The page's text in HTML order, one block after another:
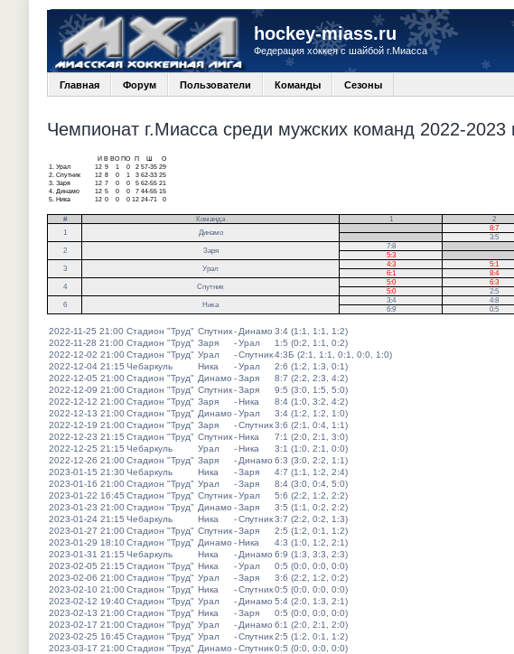
hockey-miass.ru
Федерация хоккея с шайбой г.Миасса
Главная Форум Пользователи Команды Сезоны
Чемпионат г.Миасса среди мужских команд 2022-2023
И В ВО ПО П
О
1.
Урал 12 9 1 0 2 57-35 29
2. Спутник 12 8 0 1 3 62-33 25
3. Заря 12 7 0 0 5 62-55 21
4.
Динамо 12 5 0 0 7 44-55 15
5.
Ника 12 0 0 0 12 24-71 0
# Команда 1 2
1
Динамо
8:7
3:5
2
Заря
7:8
5:3
3
Урал
4:3 5:1
6:1 8:4
4
Спутник
5:0 6:3
5:0 2:5
6
Ника
3:4 4:8
6:9 0:5
2022-11-25 21:00 Стадион "Труд" Спутник- Динамо 3:4 (1:1, 1:1, 1:2)
2022-11-28 21:00 Стадион "Труд" Заря -Урал
1:5 (0:2, 1:1, 0:2)
2022-12-02 21:00Стадион "Труд" Урал -Спутник4:3Б (2:1, 1:1, 0:1, 0:0, 1:0)
2022-12-04 21:15 Чебаркуль Ника -Урал
2:6 (1:2, 1:3, 0:1)
2022-12-05 21:00Стадион "Труд" Динамо -Заря
8:7 (2:2, 2:3, 4:2)
2022-12-09 21:00Стадион "Труд" Спутник-Заря
9:5 (3:0, 1:5, 5:0)
2022-12-12 21:00Стадион "Труд" Заря -Ника
8:4 (1:0, 3:2, 4:2)
2022-12-13 21:00Стадион "Труд" Динамо -Урал
3:4 (1:2, 1:2, 1:0)
2022-12-19 21:00Стадион "Труд" Заря -Спутник3:6 (2:1, 0:4, 1:1)
2022-12-23 21:15 Стадион "Труд" Спутник-Ника
7:1 (2:0, 2:1, 3:0)
2022-12-25 21:15 Чебаркуль Урал -Ника
3:1 (1:0, 2:1, 0:0)
2022-12-26 21:00Стадион "Труд" Заря - Динамо 6:3 (3:0, 2:2, 1:1)
2023-01-15 21:30Чебаркуль Ника -Заря
4:7 (1:1, 1:2, 2:4)
2023-01-16 21:00Стадион "Труд" Урал -Заря
8:4 (3:0, 0:4, 5:0)
2023-01-22 16:45 Стадион "Труд" Спутник-Урал
5:6 (2:2, 1:2, 2:2)
2023-01-23 21:00Стадион "Труд" Динамо -Заря
3:5 (1:1, 0:2, 2:2)
2023-01-24 21:15 Чебаркуль Ника -Спутник3:7 (2:2, 0:2, 1:3)
2023-01-27 21:00Стадион "Труд" Спутник-Заря
2:5 (1:2, 0:1, 1:2)
2023-01-29 18:10Стадион "Труд" Динамо -Ника
4:3 (1:0, 1:2, 2:1)
2023-01-31 21:15 Чебаркуль Ника - Динамо 6:9 (1:3, 3:3, 2:3)
2023-02-05 21:15 Стадион "Труд" Ника -Урал
0:5 (0:0, 0:0, 0:0)
2023-02-06 21:00Стадион "Труд" Урал -Заря
3:6 (2:2, 1:2, 0:2)
2023-02-10 21:00Стадион "Труд" Ника -Спутник0:5 (0:0, 0:0, 0:0)
2023-02-12 19:40Стадион "Труд" Урал - Динамо 5:4 (2:0, 1:3, 2:1)
2023-02-13 21:00Стадион "Труд" Ника -Заря
0:5 (0:0, 0:0, 0:0)
2023-02-17 21:00Стадион "Труд" Урал - Динамо 6:1 (2:0, 2:1, 2:0)
2023-02-25 16:45 Стадион "Труд" Урал -Спутник2:5 (1:2, 0:1, 1:2)
2023-03-17 21:00Стадион "Труд" Динамо -Спутник0:5 (0:0, 0:0, 0:0)